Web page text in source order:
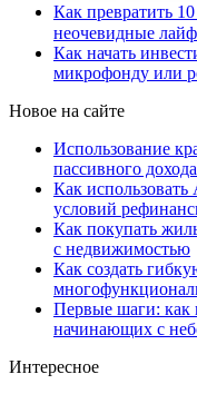
Как превратить
неочевидные
Как начать
микрофонду или
Новое на сайте
Использование
пассивного
Как
условий
Как покупать
с недвижимостью
Как создать
Первые шаги:
начинающих с
Интересное